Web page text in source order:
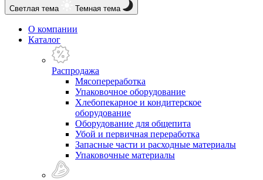
Светлая тема Темная тема
О компании
Каталог
Распродажа
Мясопереработка
Упаковочное оборудование
Хлебопекарное и кондитерское
оборудование
Оборудование для общепита
Убой и первичная переработка
Запасные части и расходные материалы
Упаковочные материалы